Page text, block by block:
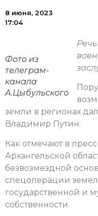
8 июня, 2023
17:04
Фото из
телеграм-
канала
А.Цыбульского
земли в регионах
Владимир Путин.
Как отмечают в
Архангельской
безвозмездной
спецоперации
государственной и
собственности.